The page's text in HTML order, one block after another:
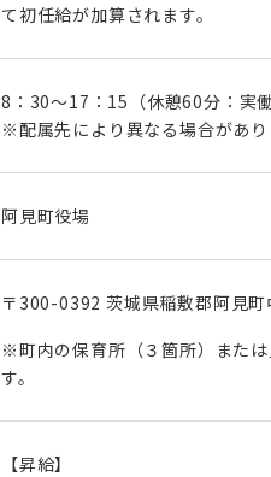
て初任給が加算されます。
8：30～17：15（休憩60分：実
※配属先により異なる場合があり
阿見町役場
〒300-0392 茨城県稲敷郡阿見町
※町内の保育所（３箇所）また
す。
【昇給】